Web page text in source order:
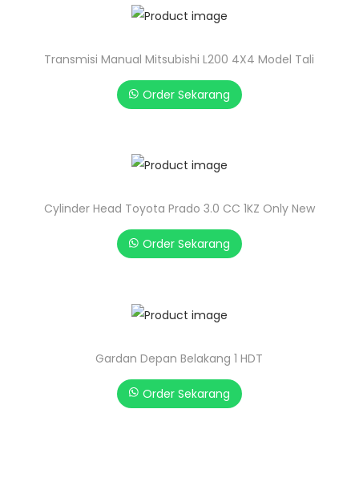
Transmisi Manual Mitsubishi L200 4X4 Model Tali
Order Sekarang
Cylinder Head Toyota Prado 3.0 CC 1KZ Only New
Order Sekarang
Gardan Depan Belakang 1 HDT
Order Sekarang